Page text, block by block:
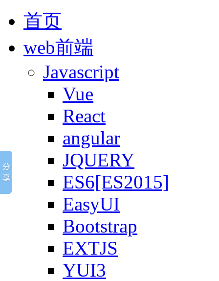
首页
web前端
Javascript
Vue
React
angular
JQUERY
ES6[ES2015]
EasyUI
Bootstrap
EXTJS
YUI3